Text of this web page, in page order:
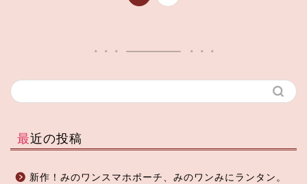
最近の投稿
新作！みのワンスマホポーチ、みのワンみにランタン。